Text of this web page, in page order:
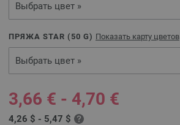
Выбрать цвет »
ПРЯЖА STAR ( 50 G) Показать карту цветов
Выбрать цвет »
3,66 € - 4,70 €
4,26 $ - 5,47 $